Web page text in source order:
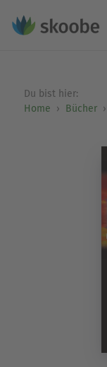
Du bist hier:
Home
Bücher